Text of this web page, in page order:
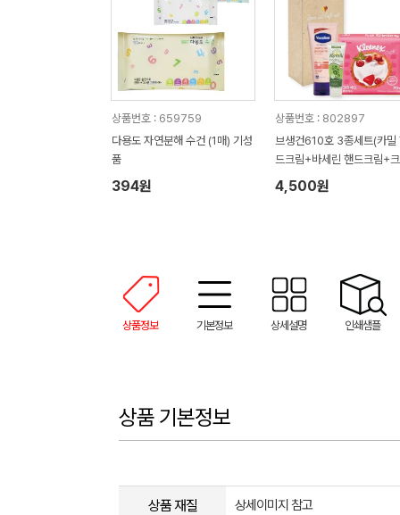
상품번호 : 659759
다용도 자연분해 수건 (1매) 기성
품
394원
상품번호 : 802897
브생건610호 3종세트(카밀
드크림+바세린 핸드크림+
넥스 쁘띠티슈)
4,500원
상품정보 기본정보 상세설명 인쇄샘플
상품 기본정보
상품 재질 상세이미지 참고